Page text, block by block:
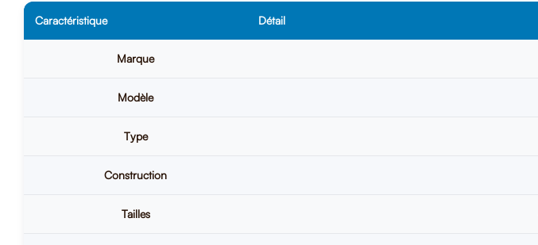
Caractéristique Détail
Marque
Modèle
Type
Construction
Tailles